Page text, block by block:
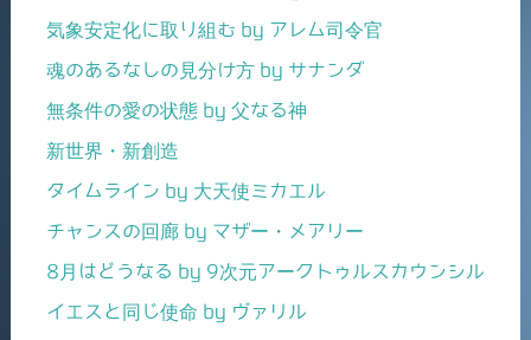
気象安定化に取り組む by アレム司令官
魂のあるなしの見分け方 by サナンダ
無条件の愛の状態 by 父なる神
新世界・新創造
タイムライン by 大天使ミカエル
チャンスの回廊 by マザー・メアリー
8月はどうなる by 9次元アークトゥルスカウンシル
イエスと同じ使命 by ヴァリル